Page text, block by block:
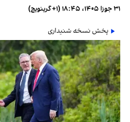
۳۱ جوزا ۱۴۰۵، ۱۸:۴۵ (‎+۱ گرینویچ)
پخش نسخه شنیداری